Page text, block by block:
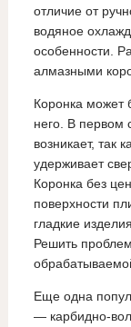
отличие от
водяное
особенности.
алмазными
Коронка может
него. В первом
возникает, так
удерживает
Коронка без
поверхности
гладкие
Решить
Еще одна
— карбидно-